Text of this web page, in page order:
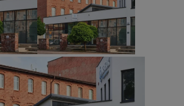
sosnowiecki.pl
sosnowiecki.pl
.rfihub.com